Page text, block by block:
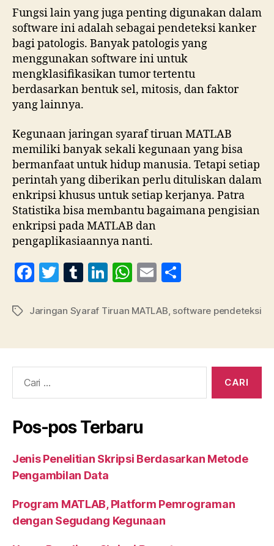
Fungsi lain yang juga penting digunakan dalam
software ini adalah sebagai pendeteksi kanker
bagi patologis. Banyak patologis yang
menggunakan software ini untuk
mengklasifikasikan tumor tertentu
berdasarkan bentuk sel, mitosis, dan faktor
yang lainnya.
Kegunaan jaringan syaraf tiruan MATLAB
memiliki banyak sekali kegunaan yang bisa
bermanfaat untuk hidup manusia. Tetapi setiap
perintah yang diberikan perlu dituliskan dalam
enkripsi khusus untuk setiap kerjanya. Patra
Statistika bisa membantu bagaimana pengisian
enkripsi pada MATLAB dan
pengaplikasiaannya nanti.
F
c
b
o
o
T
itt
T
m
r
Li
k
dI
n
W
at
A
p
E
ai a
Tag Jaringan Syaraf Tiruan MATLAB, software pendeteksi
Pos-pos Terbaru
Jenis Penelitian Skripsi Berdasarkan Metode
Pengambilan Data
Program MATLAB, Platform Pemrograman
dengan Segudang Kegunaan